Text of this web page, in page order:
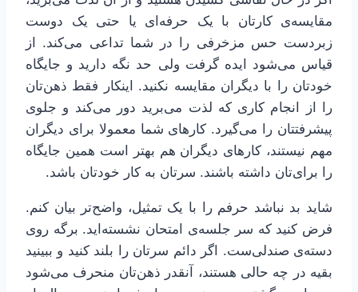
مقایسه‌ی کارتان با یک حرفه‌ای یا حتی یک دوست
زبردست حس مزخرفی را در شما تداعی می‌کند. از
قیاس می‌شود ایده گرفت ولی حد نگه دارید و جایگاه
خودتان را با دیگران مقایسه نکنید. اینکار فقط ذهن‌تان
را از انجام کاری که لذت می‌برید دور می‌کند و جلوی
پیشرفتتان را می‌گیرد. کارهای شما معمولا برای دیگران
مهم نیستند، کارهای دیگران هم بهتر است همین جایگاه
را برای‌تان داشته باشند. سرتان به کار خودتان باشد.
شاید بد نباشد حرفم را با یک تمثیل، واضح‌تر بیان کنم.
فرض کنید که سر جلسه‌ی امتحان نشسته‌اید. برگه روی
دسته‌ی صندلی‌ست. اگر دائم سرتان را بلند کنید و ببینید
بقیه در چه حالی هستند، آنقدر ذهن‌تان منحرف می‌شود